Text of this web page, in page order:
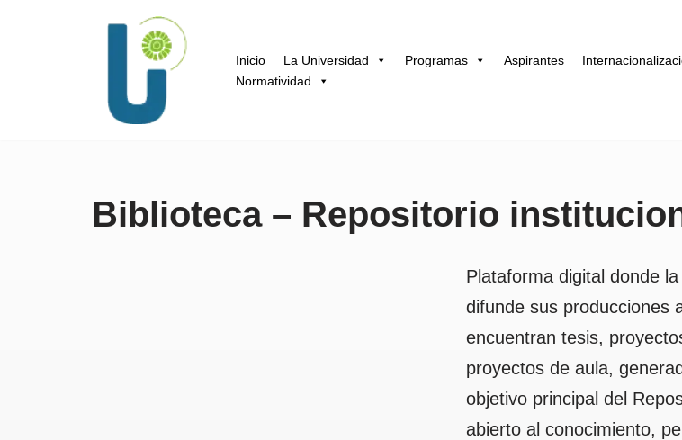
Inicio La Universidad Programas Aspirantes
Normatividad
Biblioteca – Repositorio
Plataforma digital donde
difunde sus producciones
encuentran tesis,
proyectos de aula,
objetivo principal del
abierto al conocimiento,